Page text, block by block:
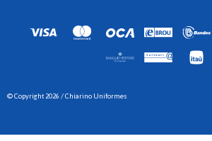
© Copyright 2026 / Chiarino Uniformes